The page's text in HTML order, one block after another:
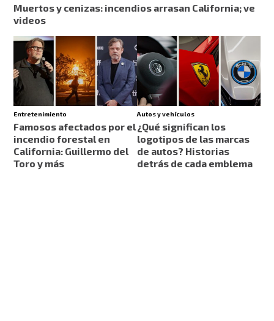
Muertos y cenizas: incendios arrasan California; ve
videos
Entretenimiento
Famosos afectados por el
incendio forestal en
California: Guillermo del
Toro y más
Autos y vehículos
¿Qué significan los
logotipos de las marcas
de autos? Historias
detrás de cada emblema